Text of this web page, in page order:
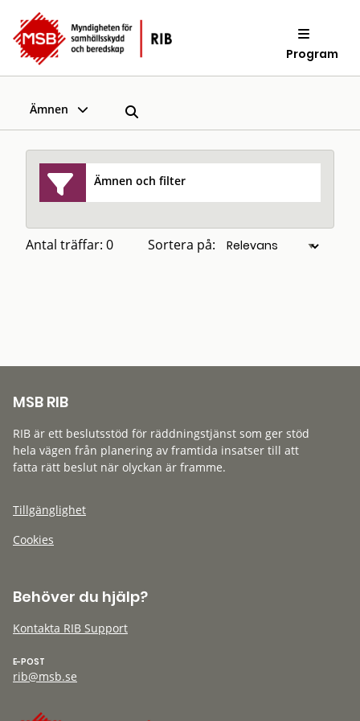
Program
Ämnen
Ämnen och filter
Antal träffar: 0 Sortera på:
MSB RIB
RIB är ett beslutsstöd för räddningstjänst som ger stöd
hela vägen från planering av framtida insatser till att
fatta rätt beslut när olyckan är framme.
Tillgänglighet
Cookies
Behöver du hjälp?
Kontakta RIB Support
E-POST
rib@msb.se